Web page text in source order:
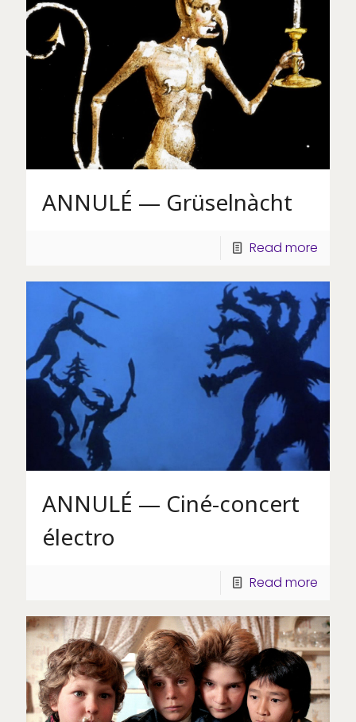
ANNULÉ — Grüselnàcht
Read more
ANNULÉ — Ciné-concert
électro
Read more